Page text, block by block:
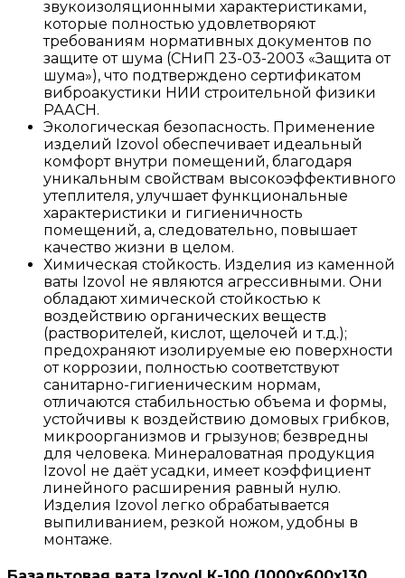
звукоизоляционными характеристиками,
которые полностью удовлетворяют
требованиям нормативных документов по
защите от шума (СНиП 23-03-2003 «Защита от
шума»), что подтверждено сертификатом
виброакустики НИИ строительной физики
РААСН.
Экологическая безопасность. Применение
изделий Izovol обеспечивает идеальный
комфорт внутри помещений, благодаря
уникальным свойствам высокоэффективного
утеплителя, улучшает функциональные
характеристики и гигиеничность
помещений, а, следовательно, повышает
качество жизни в целом.
Химическая стойкость. Изделия из каменной
ваты Izovol не являются агрессивными. Они
обладают химической стойкостью к
воздействию органических веществ
(растворителей, кислот, щелочей и т.д.);
предохраняют изолируемые ею поверхности
от коррозии, полностью соответствуют
санитарно-гигиеническим нормам,
отличаются стабильностью объема и формы,
устойчивы к воздействию домовых грибков,
микроорганизмов и грызунов; безвредны
для человека. Минераловатная продукция
Izovol не даёт усадки, имеет коэффициент
линейного расширения равный нулю.
Изделия Izovol легко обрабатывается
выпиливанием, резкой ножом, удобны в
монтаже.